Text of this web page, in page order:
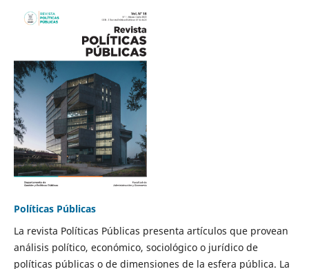
Políticas Públicas
La revista Políticas Públicas presenta artículos que provean
análisis político, económico, sociológico o jurídico de
políticas públicas o de dimensiones de la esfera pública. La